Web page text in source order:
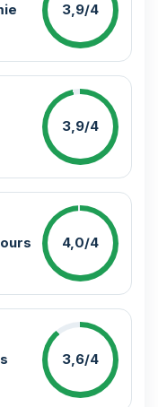
3,9/4
3,9/4
4,0/4
3,6/4